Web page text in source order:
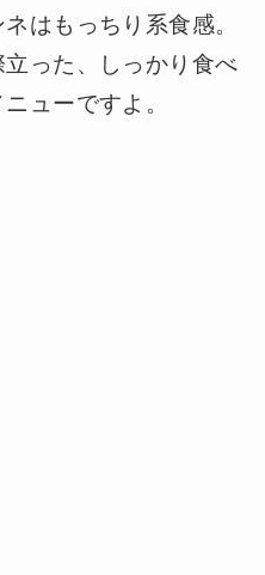
はもっちり系食感。
った、しっかり食べ
ューですよ。